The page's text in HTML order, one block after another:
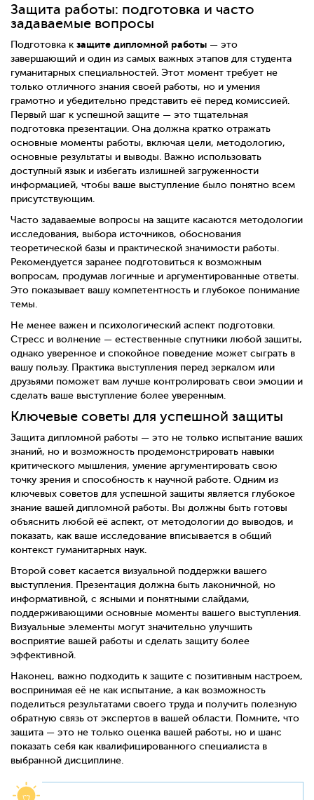
Защита работы: подготовка и часто
задаваемые вопросы
Подготовка к защите дипломной работы — это
завершающий и один из самых важных этапов для студента
гуманитарных специальностей. Этот момент требует не
только отличного знания своей работы, но и умения
грамотно и убедительно представить её перед комиссией.
Первый шаг к успешной защите — это тщательная
подготовка презентации. Она должна кратко отражать
основные моменты работы, включая цели, методологию,
основные результаты и выводы. Важно использовать
доступный язык и избегать излишней загруженности
информацией, чтобы ваше выступление было понятно всем
присутствующим.
Часто задаваемые вопросы на защите касаются методологии
исследования, выбора источников, обоснования
теоретической базы и практической значимости работы.
Рекомендуется заранее подготовиться к возможным
вопросам, продумав логичные и аргументированные ответы.
Это показывает вашу компетентность и глубокое понимание
темы.
Не менее важен и психологический аспект подготовки.
Стресс и волнение — естественные спутники любой защиты,
однако уверенное и спокойное поведение может сыграть в
вашу пользу. Практика выступления перед зеркалом или
друзьями поможет вам лучше контролировать свои эмоции и
сделать ваше выступление более уверенным.
Ключевые советы для успешной защиты
Защита дипломной работы — это не только испытание ваших
знаний, но и возможность продемонстрировать навыки
критического мышления, умение аргументировать свою
точку зрения и способность к научной работе. Одним из
ключевых советов для успешной защиты является глубокое
знание вашей дипломной работы. Вы должны быть готовы
объяснить любой её аспект, от методологии до выводов, и
показать, как ваше исследование вписывается в общий
контекст гуманитарных наук.
Второй совет касается визуальной поддержки вашего
выступления. Презентация должна быть лаконичной, но
информативной, с ясными и понятными слайдами,
поддерживающими основные моменты вашего выступления.
Визуальные элементы могут значительно улучшить
восприятие вашей работы и сделать защиту более
эффективной.
Наконец, важно подходить к защите с позитивным настроем,
воспринимая её не как испытание, а как возможность
поделиться результатами своего труда и получить полезную
обратную связь от экспертов в вашей области. Помните, что
защита — это не только оценка вашей работы, но и шанс
показать себя как квалифицированного специалиста в
выбранной дисциплине.